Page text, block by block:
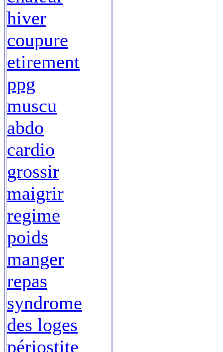
hiver
coupure
etirement
ppg
muscu
abdo
cardio
grossir
maigrir
regime
poids
manger
repas
syndrome
des loges
périostite